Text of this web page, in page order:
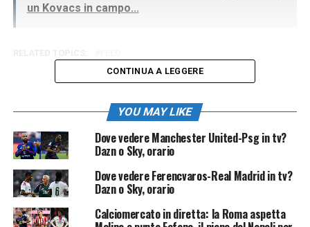
un Kovacs in campo...
CONTINUA A LEGGERE
YOU MAY LIKE
Dove vedere Manchester United-Psg in tv?
Dazn o Sky, orario
Dove vedere Ferencvaros-Real Madrid in tv?
Dazn o Sky, orario
Calciomercato in diretta: la Roma aspetta